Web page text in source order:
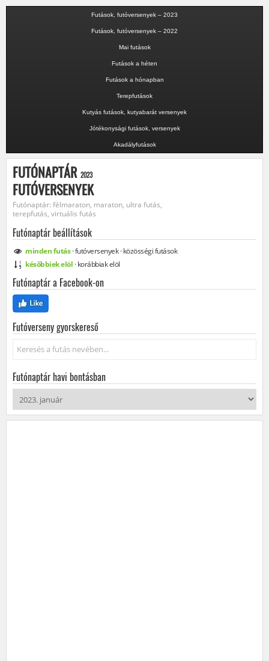
Futások, futóversenyek – 2023
Futások, futóversenyek – 2022
Mai futások
Futások a héten
Futások a hónapban
Terepfutások
Kutyás futások, kutyabarát versenyek
Jótékonysági futások, versenyek
Akadályfutások
FUTÓNAPTÁR 2023
FUTÓVERSENYEK
Futónaptár: félmaraton, maraton, ultra futás,
terepfutás, virtuális futás
Futónaptár beállítások
mindenfutás·futóversenyek·közösségifutások
későbbiek elöl ·korábbiak elöl
Futónaptár a Facebook-on
Futóverseny gyorskereső
Keresés...
Futónaptár havi bontásban